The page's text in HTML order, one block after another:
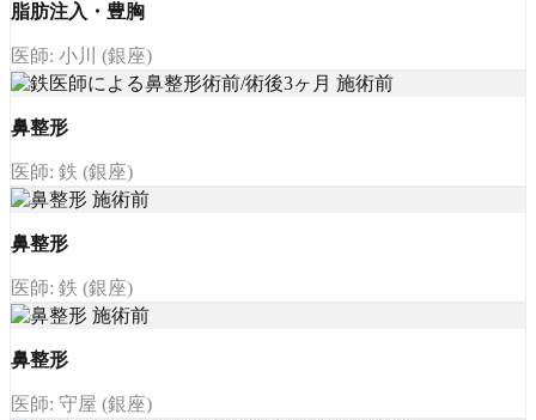
脂肪注入・豊胸
医師: 小川 (銀座)
鼻整形
医師: 鉄 (銀座)
鼻整形
医師: 鉄 (銀座)
鼻整形
医師: 守屋 (銀座)